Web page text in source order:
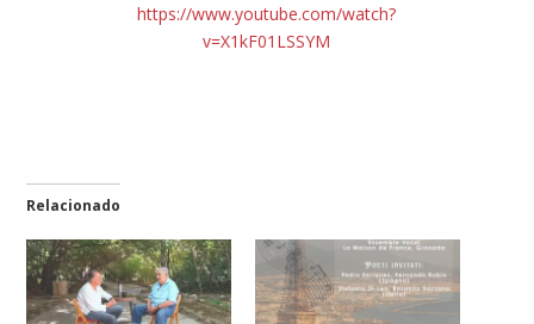
https://www.youtube.com/watch?
v=X1kF01LSSYM
Relacionado